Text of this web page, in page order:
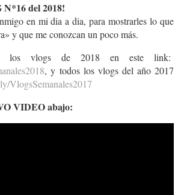
N*16 del 2018!
en mi dia a dia, para mostrarles lo que
y que me conozcan un poco más.
los vlogs de 2018 en este link:
, y todos los vlogs del año 2017
VlogsSemanales2017
VIDEO abajo: